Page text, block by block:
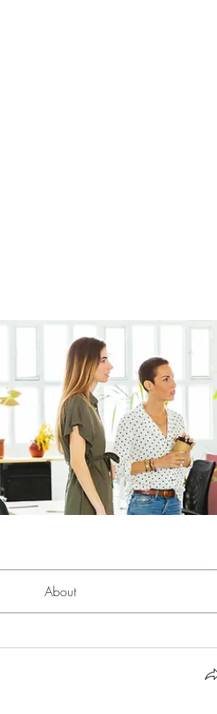
About